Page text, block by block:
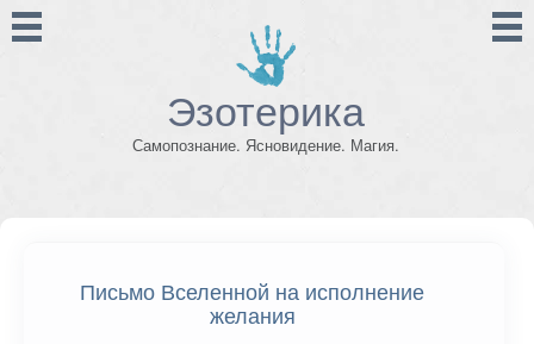
Эзотерика
Самопознание. Ясновидение. Магия.
Письмо Вселенной на исполнение
желания